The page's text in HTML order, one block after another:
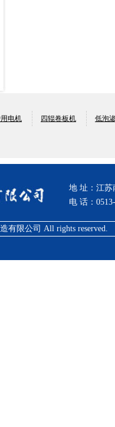
电机 四辊卷板机 低泡
地 址：江苏
电 话：
有限公司 All rights reserved.